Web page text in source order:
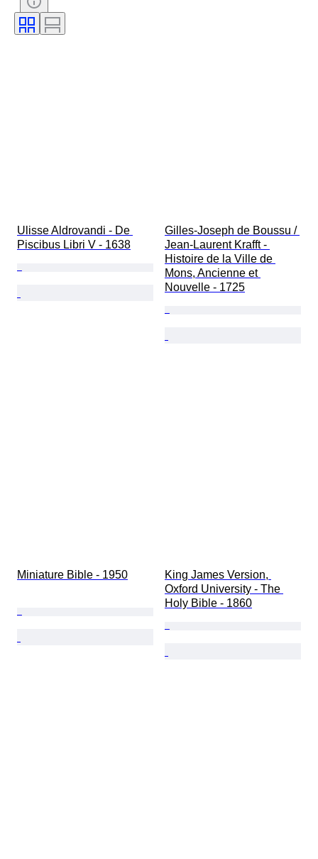
Nyelv
Korszak
Ulisse Aldrovandi - De
Piscibus Libri V - 1638
Gilles-Joseph de Boussu /
Jean-Laurent Krafft -
Histoire de la Ville de
Mons, Ancienne et
Nouvelle - 1725
Miniature Bible - 1950
King James Version,
Oxford University - The
Holy Bible - 1860